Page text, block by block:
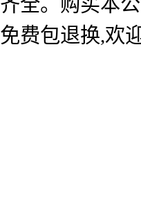
免费包退换,欢